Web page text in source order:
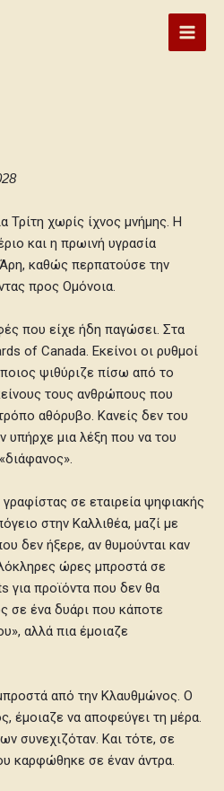
Τρίτη χωρίς ίχνος μνήμης. Η
και η πρωινή υγρασία
καθώς περπατούσε την
προς Ομόνοια.
που είχε ήδη παγώσει. Στα
of Canada. Εκείνοι οι ρυθμοί
ψιθύριζε πίσω από το
τους ανθρώπους που
αθόρυβο. Κανείς δεν του
υπήρχε μια λέξη που να του
σε εταιρεία ψηφιακής
στην Καλλιθέα, μαζί με
δεν ήξερε, αν θυμούνται καν
ώρες μπροστά σε
για προϊόντα που δεν θα
σε ένα δυάρι που κάποτε
αλλά πια έμοιαζε
από την Κλαυθμώνος. Ο
έμοιαζε να αποφεύγει τη μέρα.
συνεχιζόταν. Και τότε, σε
καρφώθηκε σε έναν άντρα.